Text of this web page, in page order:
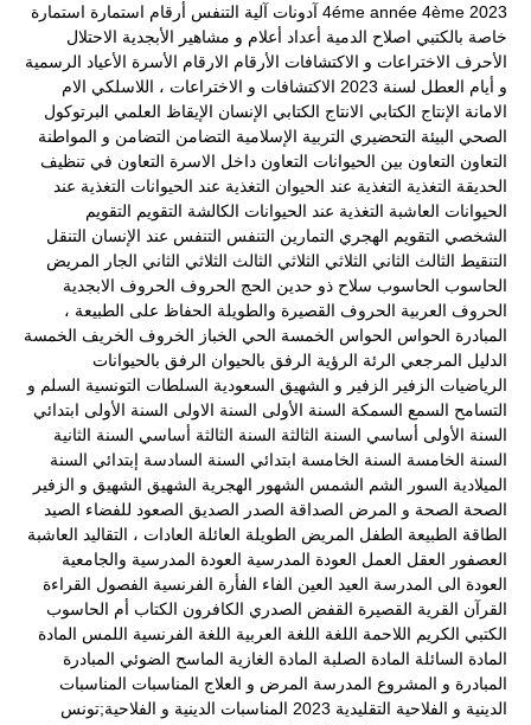
2023
4ème
4éme année آدونات آلية التنفس أرقام استمارة استمارة
خاصة بالكتبي اصلاح الدمية أعداد أعلام و مشاهير الأبجدية الاحتلال
الأحرف الاختراعات و الاكتشافات الأرقام الارقام الأسرة الأعياد الرسمية
و أيام العطل لسنة 2023
الاكتشافات و الاختراعات ، اللاسلكي الام
الامانة الإنتاج الكتابي الانتاج الكتابي الإنسان الإيقاظ العلمي البرتوكول
الصحي البيئة التحضيري التربية الإسلامية التضامن التضامن و المواطنة
التعاون التعاون بين الحيوانات التعاون داخل الاسرة التعاون في تنظيف
الحديقة التغذية التغذية عند الحيوان التغذية عند الحيوانات التغذية عند
الحيوانات العاشبة التغذية عند الحيوانات الكالشة التقويم التقويم
الشخصي التقويم الهجري التمارين التنفس التنفس عند الإنسان التنقل
التنقيط الثالث الثاني الثلاثي الثلاثي الثالث الثلاثي الثاني الجار المريض
الحاسوب الحاسوب سلاح ذو حدين الحج الحروف الحروف الابجدية
الحروف العربية الحروف القصيرة والطويلة الحفاظ على الطبيعة ،
المبادرة الحواس الحواس الخمسة الحي الخباز الخروف الخريف الخمسة
الدليل المرجعي الرئة الرؤية الرفق بالحيوان الرفق بالحيوانات
الرياضيات الزفير الزفير و الشهيق السعودية السلطات التونسية السلم و
التسامح السمع السمكة السنة الأولى السنة الاولى السنة الأولى ابتدائي
السنة الأولى أساسي السنة الثالثة السنة الثالثة أساسي السنة الثانية
السنة الخامسة السنة الخامسة ابتدائي السنة السادسة إبتدائي السنة
الميلادية السور الشم الشمس الشهور الهجرية الشهيق الشهيق و الزفير
الصحة الصحة و المرض الصداقة الصدر الصديق الصعود للفضاء الصيد
الطاقة الطبيعة الطفل المريض الطويلة العائلة العادات ، التقاليد العاشبة
العصفور العقل العمل العودة المدرسية العودة المدرسية والجامعية
العودة الى المدرسة العيد العين الفاء الفأرة الفرنسية الفصول القراءة
القرآن القرية القصيرة القفض الصدري الكافرون الكتاب أم الحاسوب
الكتبي الكريم اللاحمة اللغة اللغة العربية اللغة الفرنسية اللمس المادة
المادة السائلة المادة الصلبة المادة الغازية الماسح الضوئي المبادرة
المبادرة و المشروع المدرسة المرض و العلاج المناسبات المناسبات
الدينية و الفلاحية التقليدية 2023
المناسبات الدينية و الفلاحية;تونس